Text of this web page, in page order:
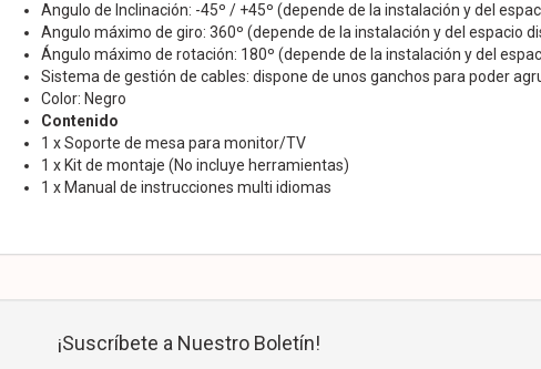
Angulo de Inclinación: -45º / +45º (depende de la instalación y del
Angulo máximo de giro: 360º (depende de la instalación y del espacio
Ángulo máximo de rotación: 180º (depende de la instalación y del
Sistema de gestión de cables: dispone de unos ganchos para poder
Color: Negro
Contenido
1 x Soporte de mesa para monitor/TV
1 x Kit de montaje (No incluye herramientas)
1 x Manual de instrucciones multi idiomas
¡Suscríbete a Nuestro Boletín!